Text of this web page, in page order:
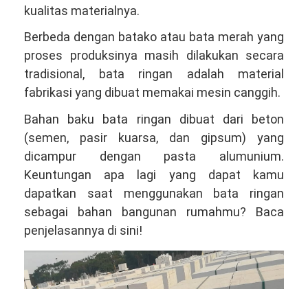
kualitas materialnya.
Berbeda dengan batako atau bata merah yang
proses produksinya masih dilakukan secara
tradisional, bata ringan adalah material
fabrikasi yang dibuat memakai mesin canggih.
Bahan baku bata ringan dibuat dari beton
(semen, pasir kuarsa, dan gipsum) yang
dicampur dengan pasta alumunium.
Keuntungan apa lagi yang dapat kamu
dapatkan saat menggunakan bata ringan
sebagai bahan bangunan rumahmu? Baca
penjelasannya di sini!